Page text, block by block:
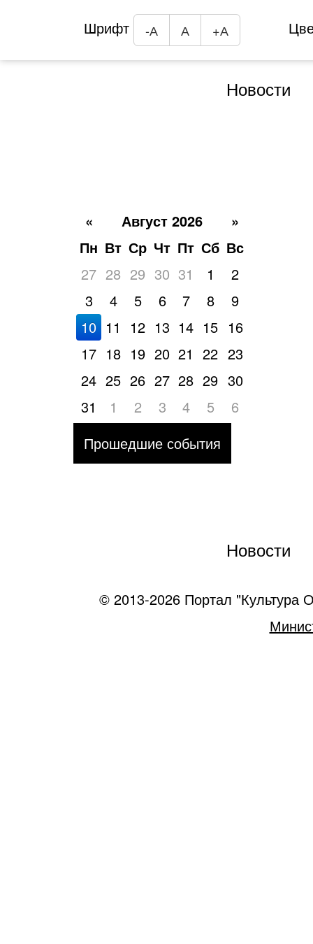
Шрифт -А А +А
Новости
« Август 2026
»
Пн Вт Ср Чт Пт Сб Вс
27 28 29 30 31 1
2
3
4 5 6 7 8
9
10 11 12 13 14 15 16
17 18 19 20 21 22 23
24 25 26 27 28 29 30
31
1 2 3 4 5
6
Прошедшие события
Новости
© 2013-2026 Портал "Культура